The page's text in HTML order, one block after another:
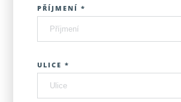
PŘÍJMENÍ *
ULICE *